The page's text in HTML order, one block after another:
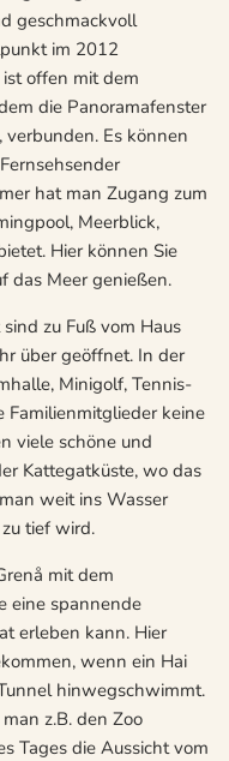
geschmackvoll
im 2012
offen mit dem
die Panoramafenster
Es können
hat man Zugang zum
Meerblick,
Hier können Sie
das Meer genießen.
zu Fuß vom Haus
über geöffnet. In der
Minigolf, Tennis-
Familienmitglieder keine
viele schöne und
Kattegatküste, wo das
weit ins Wasser
tief wird.
mit dem
eine spannende
erleben kann. Hier
wenn ein Hai
hinwegschwimmt.
z.B. den Zoo
Tages die Aussicht vom